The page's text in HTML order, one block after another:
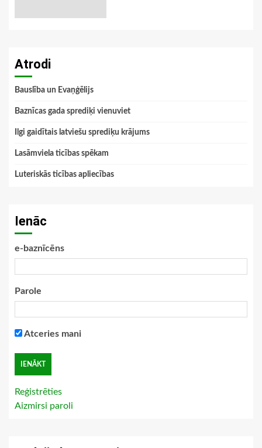
Atrodi
Bauslība un Evaņģēlijs
Baznīcas gada sprediķi vienuviet
Ilgi gaidītais latviešu sprediķu krājums
Lasāmviela ticības spēkam
Luteriskās ticības apliecības
Ienāc
e-baznīcēns
Parole
Atceries mani
Reģistrēties
Aizmirsi paroli